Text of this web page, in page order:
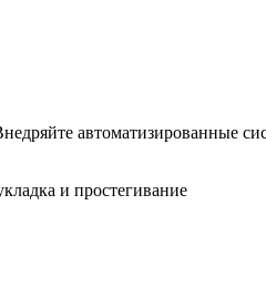
автоматизированные